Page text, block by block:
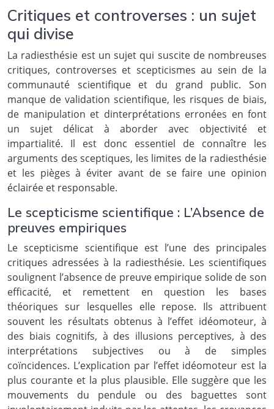
Critiques et controverses : un sujet
qui divise
La radiesthésie est un sujet qui suscite de nombreuses
critiques, controverses et scepticismes au sein de la
communauté scientifique et du grand public. Son
manque de validation scientifique, les risques de biais,
de manipulation et dinterprétations erronées en font
un sujet délicat à aborder avec objectivité et
impartialité. Il est donc essentiel de connaître les
arguments des sceptiques, les limites de la radiesthésie
et les pièges à éviter avant de se faire une opinion
éclairée et responsable.
Le scepticisme scientifique : L’Absence de
preuves empiriques
Le scepticisme scientifique est l’une des principales
critiques adressées à la radiesthésie. Les scientifiques
soulignent l’absence de preuve empirique solide de son
efficacité, et remettent en question les bases
théoriques sur lesquelles elle repose. Ils attribuent
souvent les résultats obtenus à l’effet idéomoteur, à
des biais cognitifs, à des illusions perceptives, à des
interprétations subjectives ou à de simples
coïncidences. L’explication par l’effet idéomoteur est la
plus courante et la plus plausible. Elle suggère que les
mouvements du pendule ou des baguettes sont